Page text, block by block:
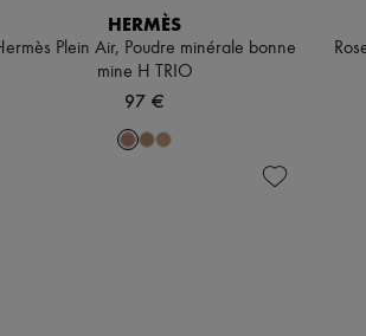
HERMÈS
Plein Air, Poudre minérale bonne
mine H TRIO
97 €